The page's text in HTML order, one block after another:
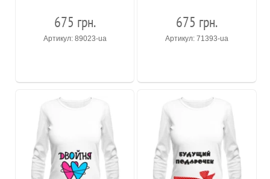
675 грн.
Артикул: 89023-ua
675 грн.
Артикул: 71393-ua